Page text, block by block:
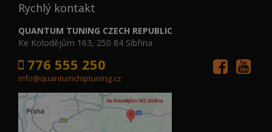
Rychlý kontakt
QUANTUM TUNING CZECH REPUBLIC
Ke Kolodějům 163, 250 84 Sibřina
776 555 250
info@quantumchiptuning.cz